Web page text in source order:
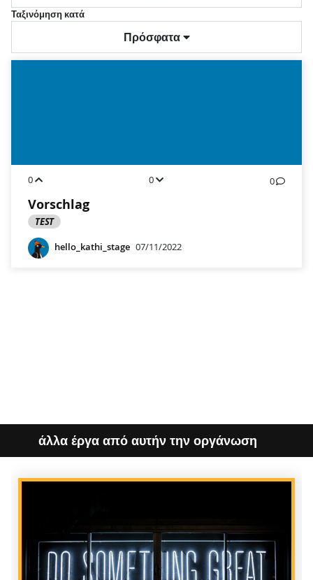
Ταξινόμηση κατά
Πρόσφατα
0 0 0
Vorschlag
TEST
hello_kathi_stage 07/11/2022
άλλα έργα από αυτήν την οργάνωση